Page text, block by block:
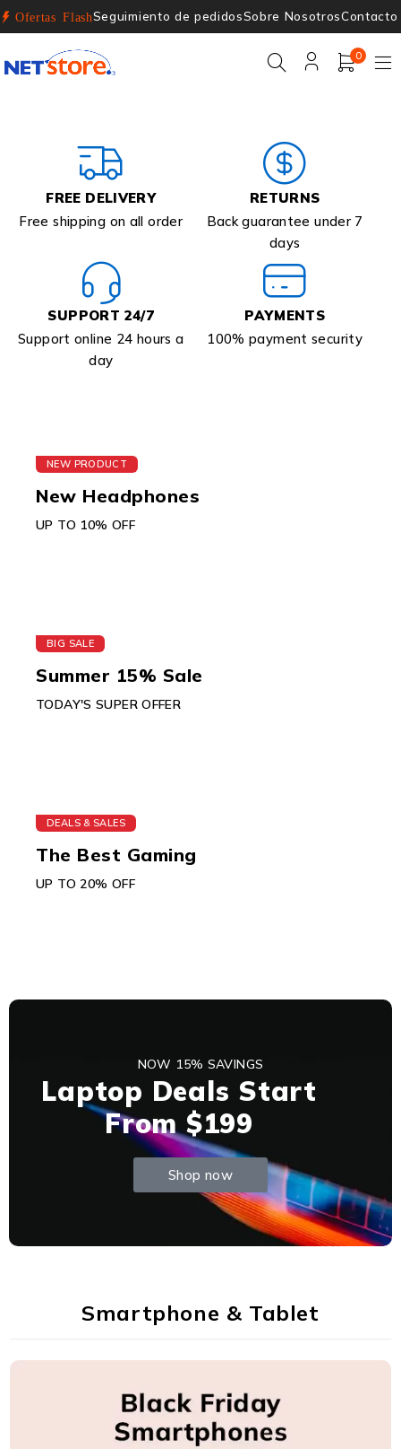
Ofertas FlashSeguimiento de pedidosSobre NosotrosContacto
0
FREE DELIVERY
Free shipping on all order
RETURNS
Back guarantee under 7
days
SUPPORT 24/7
Support online 24 hours a
day
PAYMENTS
100% payment security
NEW PRODUCT
New Headphones
UP TO 10% OFF
BIG SALE
Summer 15% Sale
TODAY'S SUPER OFFER
DEALS & SALES
The Best Gaming
UP TO 20% OFF
NOW 15% SAVINGS
Laptop Deals Start
From $199
Shop now
Smartphone & Tablet